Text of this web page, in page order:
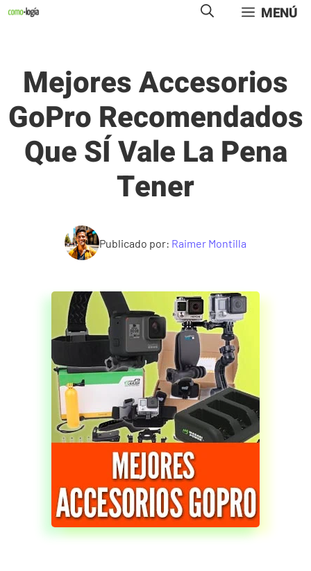
Saltar
MENÚ
Mejores Accesorios
GoPro Recomendados
Que SÍ Vale La Pena
Tener
Publicado por: Raimer Montilla